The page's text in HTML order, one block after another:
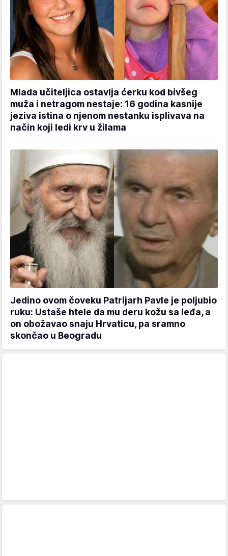
Mlada učiteljica ostavlja ćerku kod bivšeg
muža i netragom nestaje: 16 godina kasnije
jeziva istina o njenom nestanku isplivava na
način koji ledi krv u žilama
Jedino ovom čoveku Patrijarh Pavle je poljubio
ruku: Ustaše htele da mu deru kožu sa leđa, a
on obožavao snaju Hrvaticu, pa sramno
skončao u Beogradu